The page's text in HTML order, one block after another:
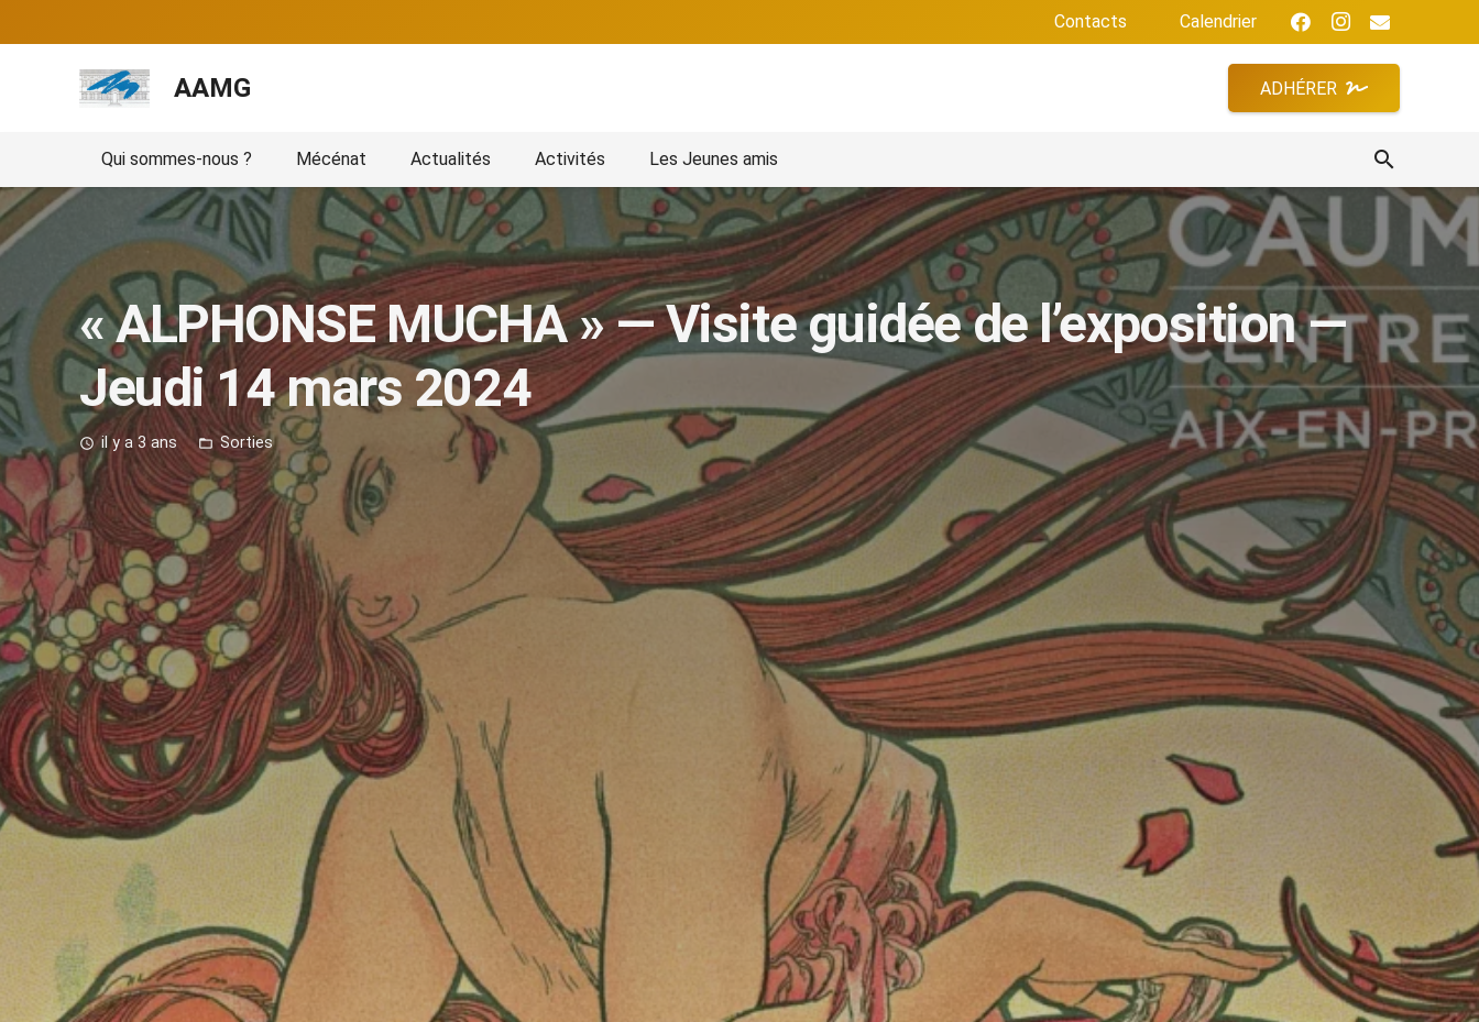
Contacts Calendrier
AAMG ADHÉRER
Qui sommes-nous ? Mécénat Actualités Activités Les Jeunes amis search
« ALPHONSE MUCHA » — Visite guidée de l’exposition —
Jeudi 14 mars 2024
access_time il y a 3 ans folder_open Sorties